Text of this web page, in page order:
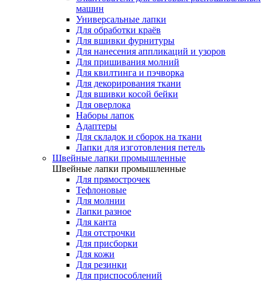
машин
Универсальные лапки
Для обработки краёв
Для вшивки фурнитуры
Для нанесения аппликаций и узоров
Для пришивания молний
Для квилтинга и пэчворка
Для декорирования ткани
Для вшивки косой бейки
Для оверлока
Наборы лапок
Адаптеры
Для складок и сборок на ткани
Лапки для изготовления петель
Швейные лапки промышленные
Швейные лапки промышленные
Для прямострочек
Тефлоновые
Для молнии
Лапки разное
Для канта
Для отстрочки
Для присборки
Для кожи
Для резинки
Для приспособлений